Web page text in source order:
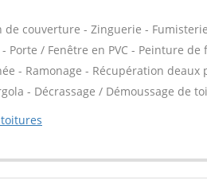
de couverture - Zinguerie -
Porte / Fenêtre en PVC - Peinture
- Ramonage - Récupération
- Décrassage / Démoussage de
toitures